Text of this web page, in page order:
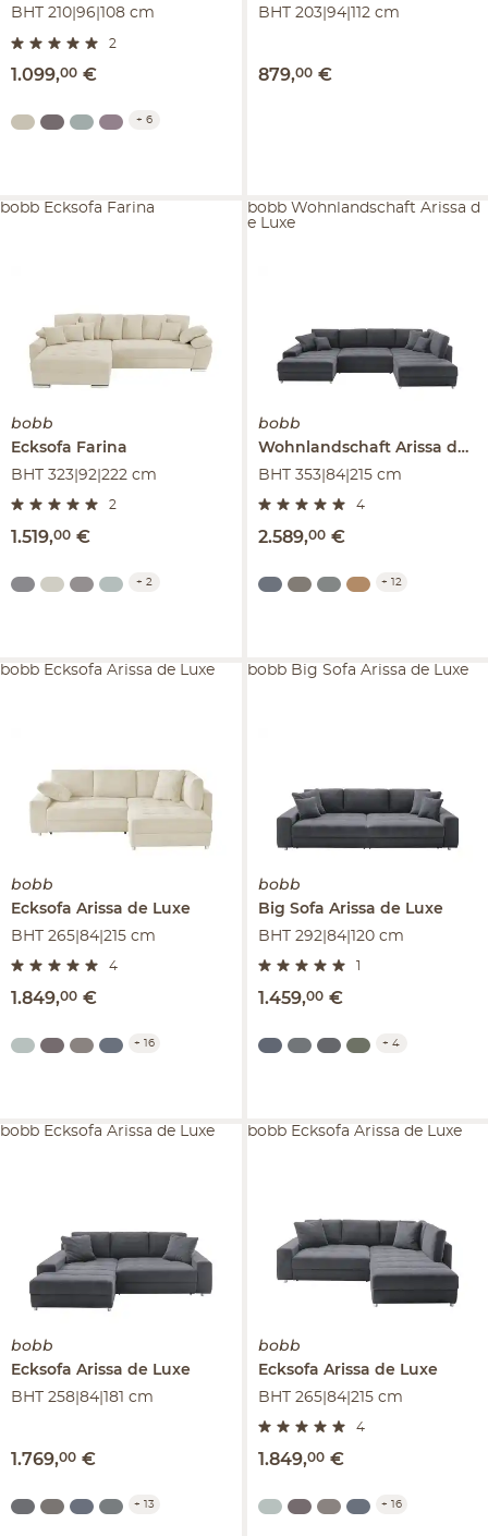
BHT 210|96|108 cm
2
1.099,00 €
+ 6
BHT 203|94|112 cm
879,00 €
bobb
Ecksofa Farina
BHT 323|92|222 cm
2
1.519,00 €
bobb Ecksofa Farina
+ 2
bobb
Wohnlandschaft Arissa de Luxe
BHT 353|84|215 cm
4
2.589,00 €
bobb Wohnlandschaft Arissa d
e Luxe
+ 12
bobb
Ecksofa Arissa de Luxe
BHT 265|84|215 cm
4
1.849,00 €
bobb Ecksofa Arissa de Luxe
+ 16
bobb
Big Sofa Arissa de Luxe
BHT 292|84|120 cm
1
1.459,00 €
bobb Big Sofa Arissa de Luxe
+ 4
bobb
Ecksofa Arissa de Luxe
BHT 258|84|181 cm
1.769,00 €
bobb Ecksofa Arissa de Luxe
+ 13
bobb
Ecksofa Arissa de Luxe
BHT 265|84|215 cm
4
1.849,00 €
bobb Ecksofa Arissa de Luxe
+ 16